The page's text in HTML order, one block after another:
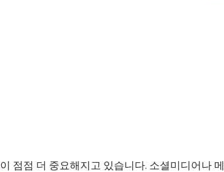
이 점점 더 중요해지고 있습니다. 소셜미디어나 메